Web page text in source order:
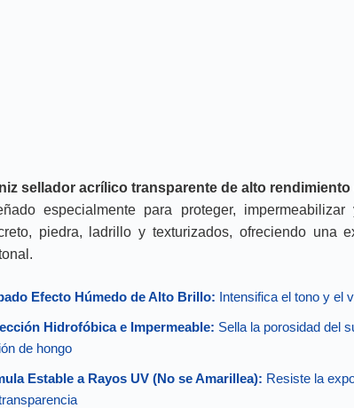
sellador acrílico transparente de alto
especialmente para proteger,
piedra, ladrillo y texturizados, ofreciendo una
Efecto Húmedo de Alto Brillo: Intensifica el tono y el
Hidrofóbica e Impermeable: Sella la porosidad del
de hongo
Estable a Rayos UV (No se Amarillea): Resiste la